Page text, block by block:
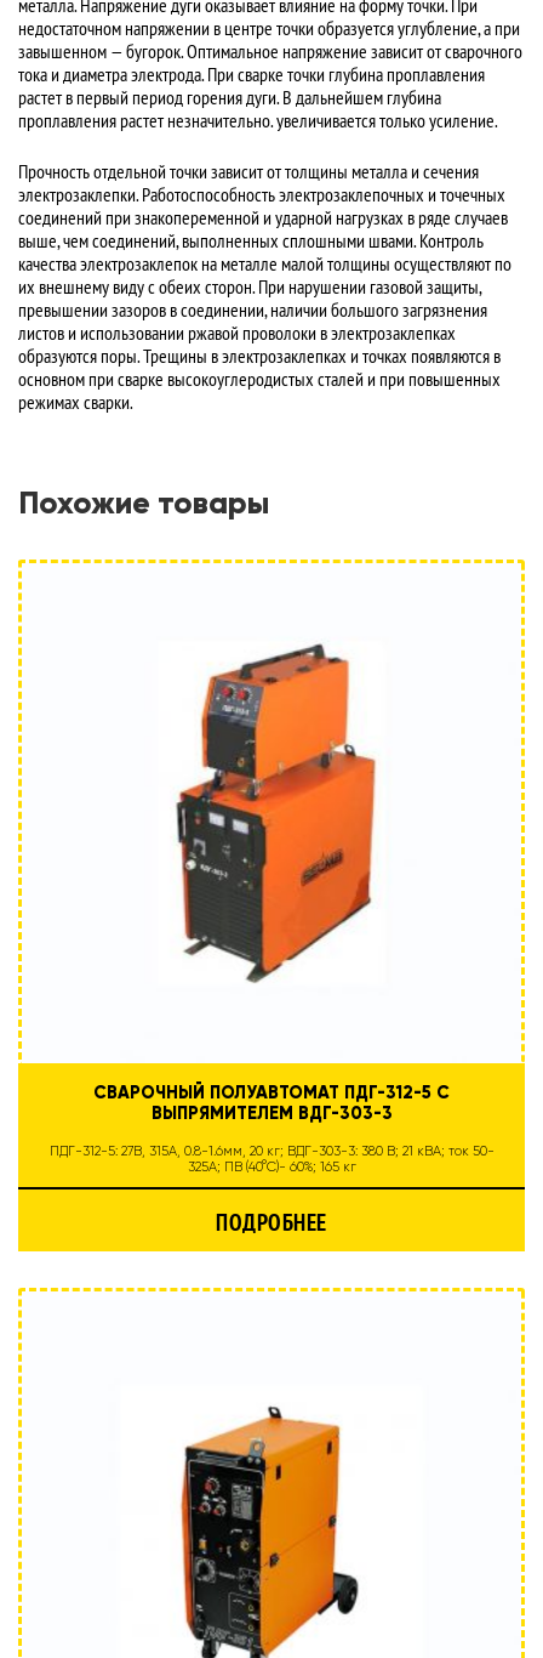
металла. Напряжение дуги оказывает влияние на форму точки. При
недостаточном напряжении в центре точки образуется углубление, а при
завышенном — бугорок. Оптимальное напряжение зависит от сварочного
тока и диаметра электрода. При сварке точки глубина проплавления
растет в первый период горения дуги. В дальнейшем глубина
проплавления растет незначительно. увеличивается только усиление.
Прочность отдельной точки зависит от толщины металла и сечения
электрозаклепки. Работоспособность электрозаклепочных и точечных
соединений при знакопеременной и ударной нагрузках в ряде случаев
выше, чем соединений, выполненных сплошными швами. Контроль
качества электрозаклепок на металле малой толщины осуществляют по
их внешнему виду с обеих сторон. При нарушении газовой защиты,
превышении зазоров в соединении, наличии большого загрязнения
листов и использовании ржавой проволоки в электрозаклепках
образуются поры. Трещины в электрозаклепках и точках появляются в
основном при сварке высокоуглеродистых сталей и при повышенных
режимах сварки.
Похожие товары
СВАРОЧНЫЙ ПОЛУАВТОМАТ ПДГ-312-5 С
ВЫПРЯМИТЕЛЕМ ВДГ-303-3
ПДГ-312-5: 27В, 315А, 0.8-1.6мм, 20 кг; ВДГ-303-3: 380 В; 21 кВА; ток 50-
325А; ПВ (40°C)- 60%; 165 кг
ПОДРОБНЕЕ